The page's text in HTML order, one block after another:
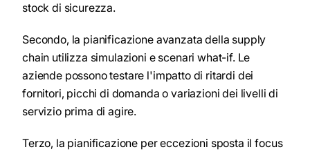
stock di sicurezza.
Secondo, la pianificazione avanzata della supply
chain utilizza simulazioni e scenari what-if. Le
aziende possono testare l'impatto di ritardi dei
fornitori, picchi di domanda o variazioni dei livelli di
servizio prima di agire.
Terzo, la pianificazione per eccezioni sposta il focus